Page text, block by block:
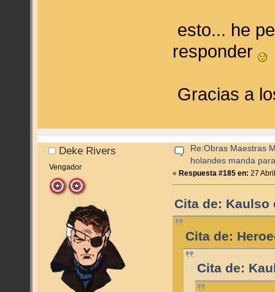
esto... he
responder
Gracias a
Deke Rivers
Vengador
Re:Obras Maestras
holandes manda
« Respuesta #185 en: 27
Cita de: Kaulso
Cita de:
Cita de: